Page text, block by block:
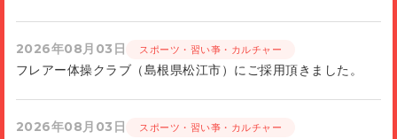
2026年08月03日 スポーツ・習い亊・カルチャー
フレアー体操クラブ（島根県松江市）にご採用頂きました。
2026年08月03日 スポーツ・習い亊・カルチャー